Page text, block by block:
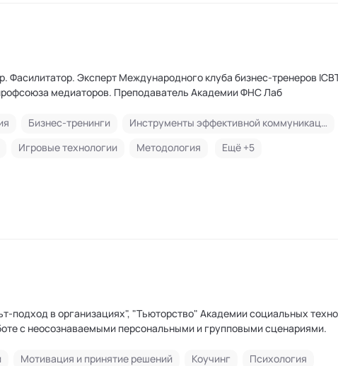
клуба бизнес-тренеров ICBT, НТИ.
Член Общероссийского профсоюза медиаторов. Преподаватель Академии ФНС Лаб
Бизнес-тренинги
Инструменты эффективной коммуникации и управления эмоциями
Игровые технологии Методология Ещё +5
подход в организациях", "Тьюторство" Академии социальных
с неосознаваемыми персональными и групповыми сценариями.
Мотивация и принятие решений Коучинг
Психология